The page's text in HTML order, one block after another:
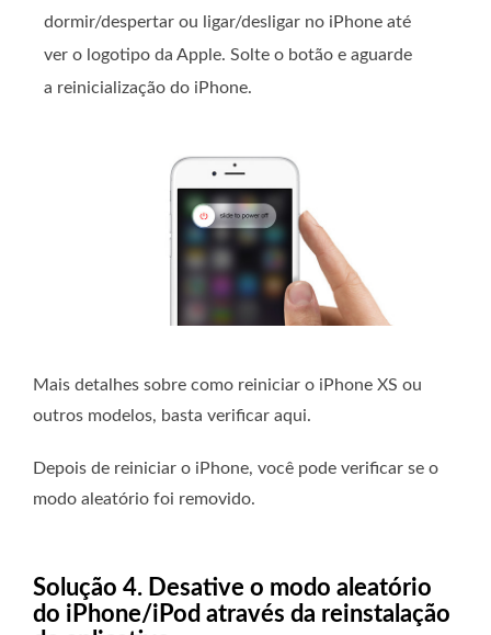
dormir/despertar ou ligar/desligar no iPhone até
ver o logotipo da Apple. Solte o botão e aguarde
a reinicialização do iPhone.
Mais detalhes sobre como reiniciar o iPhone XS ou
outros modelos, basta verificar aqui.
Depois de reiniciar o iPhone, você pode verificar se o
modo aleatório foi removido.
Solução 4. Desative o modo aleatório
do iPhone/iPod através da reinstalação